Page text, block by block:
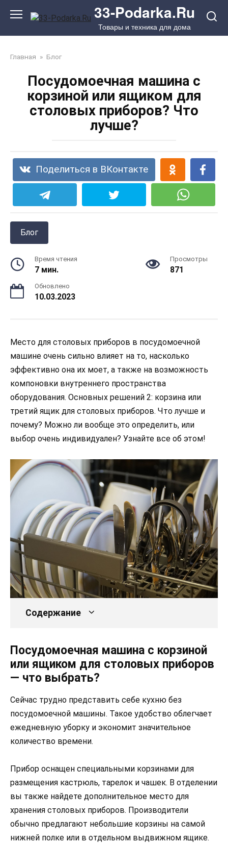
33-Podarka.Ru
Товары и техника для дома
Главная » Блог
Посудомоечная машина с
корзиной или ящиком для
столовых приборов? Что
лучше?
Поделиться в ВКонтакте
Блог
Время чтения
7 мин.
Просмотры
871
Обновлено
10.03.2023
Место для столовых приборов в посудомоечной
машине очень сильно влияет на то, насколько
эффективно она их моет, а также на возможность
компоновки внутреннего пространства
оборудования. Основных решений 2: корзина или
третий ящик для столовых приборов. Что лучше и
почему? Можно ли вообще это определить, или
выбор очень индивидуален? Узнайте все об этом!
Содержание
Посудомоечная машина с корзиной
или ящиком для столовых приборов
— что выбрать?
Сейчас трудно представить себе кухню без
посудомоечной машины. Такое удобство облегчает
ежедневную уборку и экономит значительное
количество времени.
Прибор оснащен специальными корзинами для
размещения кастрюль, тарелок и чашек. В отделении
вы также найдете дополнительное место для
хранения столовых приборов. Производители
обычно предлагают небольшие корзины на самой
нижней полке или в отдельном выдвижном ящике.